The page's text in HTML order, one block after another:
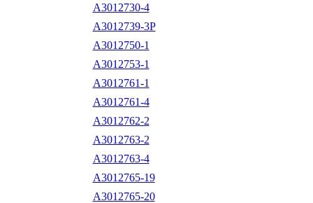
A3012730-4
A3012739-3P
A3012750-1
A3012753-1
A3012761-1
A3012761-4
A3012762-2
A3012763-2
A3012763-4
A3012765-19
A3012765-20